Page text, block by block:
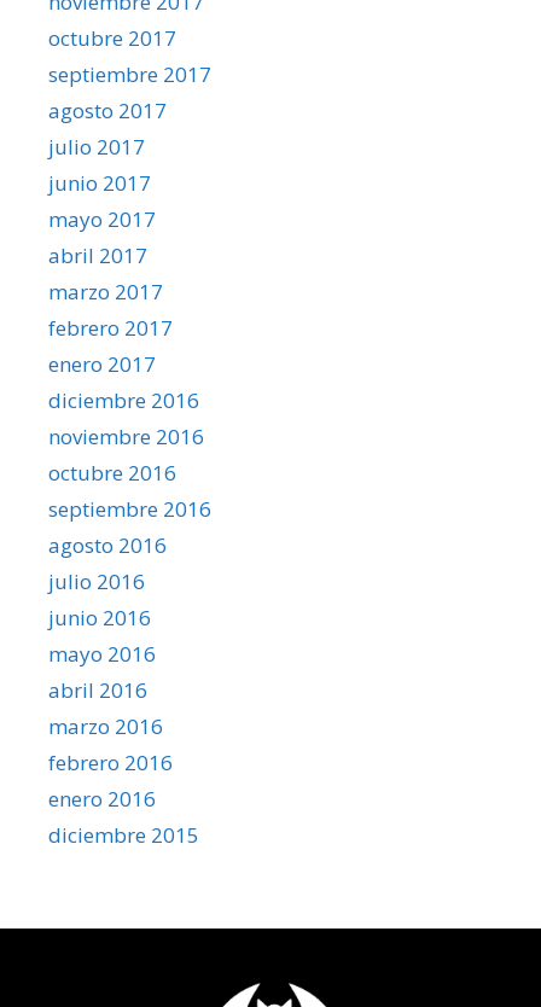
octubre 2017
septiembre 2017
agosto 2017
julio 2017
junio 2017
mayo 2017
abril 2017
marzo 2017
febrero 2017
enero 2017
diciembre 2016
noviembre 2016
octubre 2016
septiembre 2016
agosto 2016
julio 2016
junio 2016
mayo 2016
abril 2016
marzo 2016
febrero 2016
enero 2016
diciembre 2015